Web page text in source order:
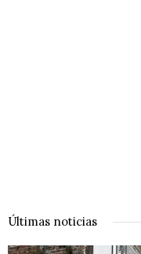
Últimas noticias